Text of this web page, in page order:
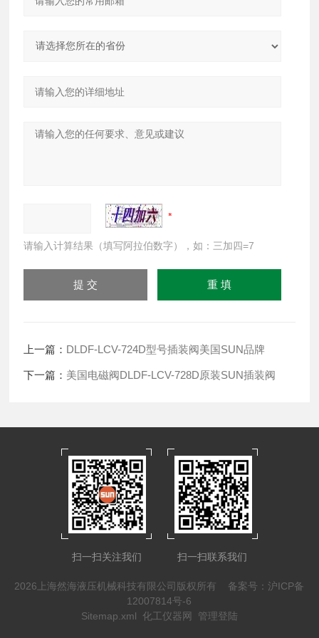
请输入计算结果（填写阿拉伯数字），如：三加四=7
上一篇： DLDF-LCV-724D型号插装阀美国SUN品牌
下一篇： 美国电磁阀DLDF-LCV-728D原装SUN插装阀
扫一扫关注我们 扫一扫联系我们
2026上海然海液压机械科技有限公司版权所有 备案号：沪ICP备
12007814号-6
Sitemap.xml 化工仪器网 管理登陆